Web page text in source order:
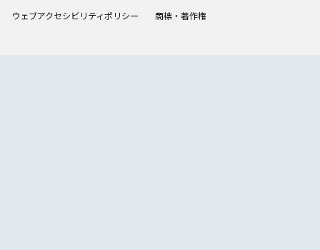
ウェブアクセシビリティポリシー
商標・著作権